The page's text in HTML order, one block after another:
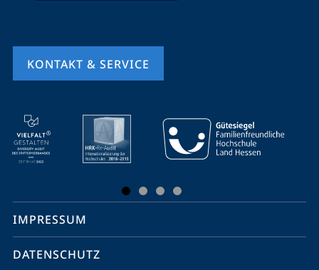
KONTAKT & SERVICE
Mobile-
Service-
Navigation
Social
Media
Kontakte
IMPRESSUM
DATENSCHUTZ